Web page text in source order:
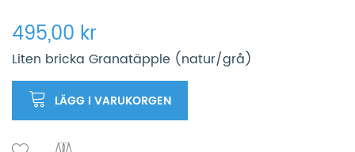
495,00 kr
Liten bricka Granatäpple (natur/grå)
LÄGG I VARUKORGEN